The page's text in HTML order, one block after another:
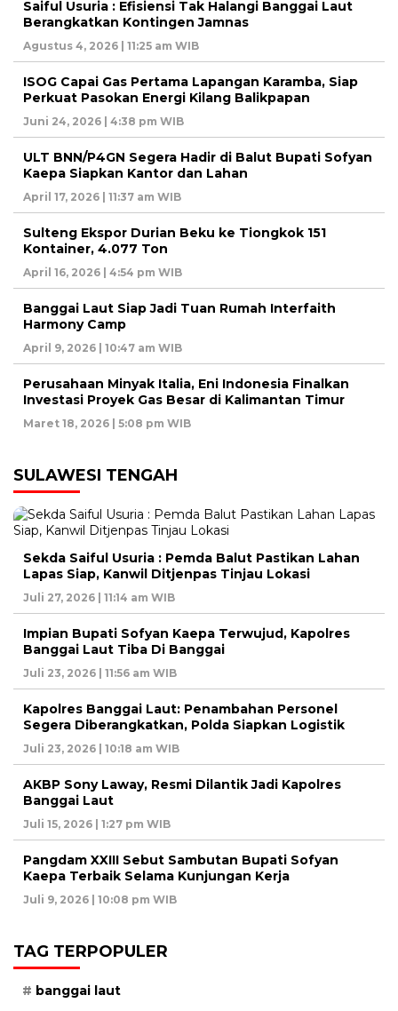
Saiful Usuria : Efisiensi Tak Halangi Banggai Laut
Berangkatkan Kontingen Jamnas
Agustus 4, 2026 | 11:25 am WIB
ISOG Capai Gas Pertama Lapangan Karamba, Siap
Perkuat Pasokan Energi Kilang Balikpapan
Juni 24, 2026 | 4:38 pm WIB
ULT BNN/P4GN Segera Hadir di Balut Bupati Sofyan
Kaepa Siapkan Kantor dan Lahan
April 17, 2026 | 11:37 am WIB
Sulteng Ekspor Durian Beku ke Tiongkok 151
Kontainer, 4.077 Ton
April 16, 2026 | 4:54 pm WIB
Banggai Laut Siap Jadi Tuan Rumah Interfaith
Harmony Camp
April 9, 2026 | 10:47 am WIB
Perusahaan Minyak Italia, Eni Indonesia Finalkan
Investasi Proyek Gas Besar di Kalimantan Timur
Maret 18, 2026 | 5:08 pm WIB
SULAWESI TENGAH
Sekda Saiful Usuria : Pemda Balut Pastikan Lahan
Lapas Siap, Kanwil Ditjenpas Tinjau Lokasi
Juli 27, 2026 | 11:14 am WIB
Impian Bupati Sofyan Kaepa Terwujud, Kapolres
Banggai Laut Tiba Di Banggai
Juli 23, 2026 | 11:56 am WIB
Kapolres Banggai Laut: Penambahan Personel
Segera Diberangkatkan, Polda Siapkan Logistik
Juli 23, 2026 | 10:18 am WIB
AKBP Sony Laway, Resmi Dilantik Jadi Kapolres
Banggai Laut
Juli 15, 2026 | 1:27 pm WIB
Pangdam XXIII Sebut Sambutan Bupati Sofyan
Kaepa Terbaik Selama Kunjungan Kerja
Juli 9, 2026 | 10:08 pm WIB
TAG TERPOPULER
banggai laut